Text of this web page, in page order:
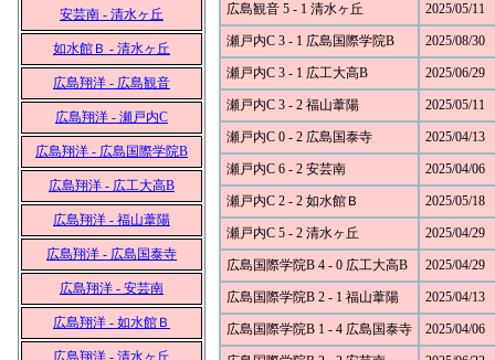
安芸南 - 清水ヶ丘
如水館Ｂ - 清水ヶ丘
広島翔洋 - 広島観音
広島翔洋 - 瀬戸内C
広島翔洋 - 広島国際学院B
広島翔洋 - 広工大高B
広島翔洋 - 福山葦陽
広島翔洋 - 広島国泰寺
広島翔洋 - 安芸南
広島翔洋 - 如水館Ｂ
広島翔洋 - 清水ヶ丘
広島観音 5 - 1 清水ヶ丘 2025/05/11
瀬戸内C 3 - 1 広島国際学院B 2025/08/30
瀬戸内C 3 - 1 広工大高B 2025/06/29
瀬戸内C 3 - 2 福山葦陽 2025/05/11
瀬戸内C 0 - 2 広島国泰寺 2025/04/13
瀬戸内C 6 - 2 安芸南 2025/04/06
瀬戸内C 2 - 2 如水館Ｂ 2025/05/18
瀬戸内C 5 - 2 清水ヶ丘 2025/04/29
広島国際学院B 4 - 0 広工大高B 2025/04/29
広島国際学院B 2 - 1 福山葦陽 2025/04/13
広島国際学院B 1 - 4 広島国泰寺 2025/04/06